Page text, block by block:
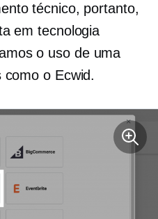
técnico, portanto,
em tecnologia
o uso de uma
o Ecwid.